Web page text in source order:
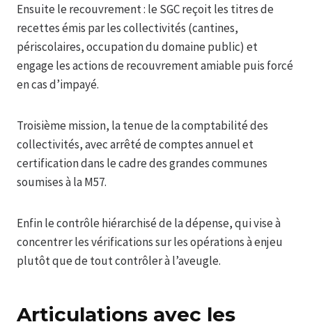
Ensuite le recouvrement : le SGC reçoit les titres de
recettes émis par les collectivités (cantines,
périscolaires, occupation du domaine public) et
engage les actions de recouvrement amiable puis forcé
en cas d’impayé.
Troisième mission, la tenue de la comptabilité des
collectivités, avec arrêté de comptes annuel et
certification dans le cadre des grandes communes
soumises à la M57.
Enfin le contrôle hiérarchisé de la dépense, qui vise à
concentrer les vérifications sur les opérations à enjeu
plutôt que de tout contrôler à l’aveugle.
Articulations avec les